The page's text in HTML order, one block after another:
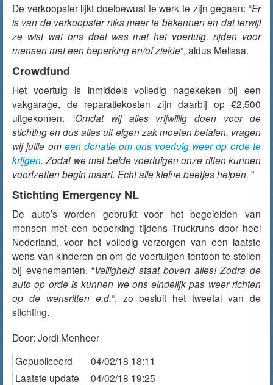
De verkoopster lijkt doelbewust te werk te zijn gegaan: “Er
is van de verkoopster niks meer te bekennen en dat terwijl
ze wist wat ons doel was met het voertuig, rijden voor
mensen met een beperking en/of ziekte“, aldus Melissa.
Crowdfund
Het voertuig is inmiddels volledig nagekeken bij een
vakgarage, de reparatiekosten zijn daarbij op €2.500
uitgekomen. “Omdat wij alles vrijwillig doen voor de
stichting en dus alles uit eigen zak moeten betalen, vragen
wij jullie om een donatie om ons voertuig weer op orde te
krijgen. Zodat we met beide voertuigen onze ritten kunnen
voortzetten begin maart. Echt alle kleine beetjes helpen. ”
Stichting Emergency NL
De auto’s worden gebruikt voor het begeleiden van
mensen met een beperking tijdens Truckruns door heel
Nederland, voor het volledig verzorgen van een laatste
wens van kinderen en om de voertuigen tentoon te stellen
bij evenementen. “Veiligheid staat boven alles! Zodra de
auto op orde is kunnen we ons eindelijk pas weer richten
op de wensritten e.d.“, zo besluit het tweetal van de
stichting.
Door: Jordi Menheer
Gepubliceerd
04/02/18 18:11
Laatste update
04/02/18 19:25